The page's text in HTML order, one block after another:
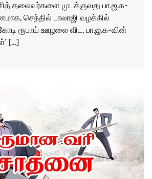
தலைவர்களை முடக்குவது பா.ஜ.க-
செந்தில் பாலாஜி வழக்கில்
ரூபாய் ஊழலை விட, பா.ஜ.க-வின்
[…]